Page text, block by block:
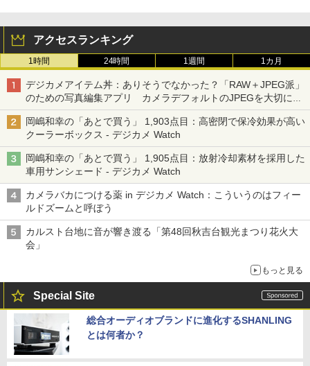
アクセスランキング
1時間 24時間 1週間 1カ月
デジカメアイテム丼：ありそうでなかった？「RAW＋JPEG派」
のための写真編集アプリ カメラデフォルトのJPEGを大切にす
る「Filmator」
岡嶋和幸の「あとで買う」 1,903点目：高密閉で保冷効果が高い
クーラーボックス - デジカメ Watch
岡嶋和幸の「あとで買う」 1,905点目：放射冷却素材を採用した
車用サンシェード - デジカメ Watch
カメラバカにつける薬 in デジカメ Watch：こういうのはフィー
ルドズームと呼ぼう
カルスト台地に音が響き渡る「第48回秋吉台観光まつり花火大
会」
もっと見る
Special Site
総合オーディオブランドに進化するSHANLING
とは何者か？